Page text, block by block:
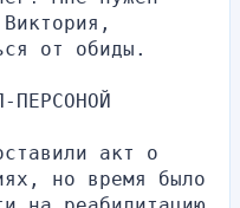
от обиды.
ПЕРСОНОЙ
акт о
но время было